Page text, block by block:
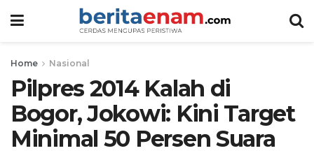
Home Nasional
Pilpres 2014 Kalah di
Bogor, Jokowi: Kini Target
Minimal 50 Persen Suara